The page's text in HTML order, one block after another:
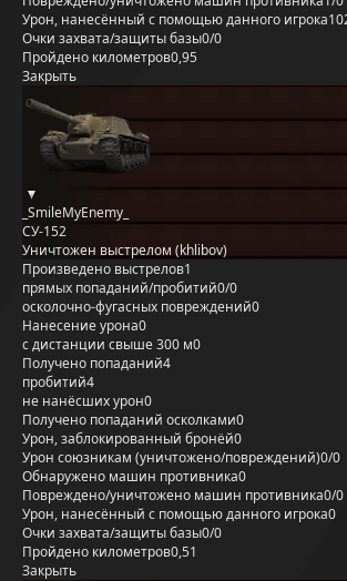
Урон, нанесённый с помощью данного игрока
Очки захвата/защиты базы0/0
Пройдено километров0,95
Закрыть
_SmileMyEnemy_
СУ-152
Уничтожен выстрелом (khlibov)
Произведено выстрелов1
прямых попаданий/пробитий0/0
осколочно-фугасных повреждений0
Нанесение урона0
с дистанции свыше 300 м0
Получено попаданий4
пробитий4
не нанёсших урон0
Получено попаданий осколками0
Урон, заблокированный бронёй0
Урон союзникам (уничтожено/повреждений)0/0
Обнаружено машин противника0
Повреждено/уничтожено машин противника0/0
Урон, нанесённый с помощью данного игрока0
Очки захвата/защиты базы0/0
Пройдено километров0,51
Закрыть